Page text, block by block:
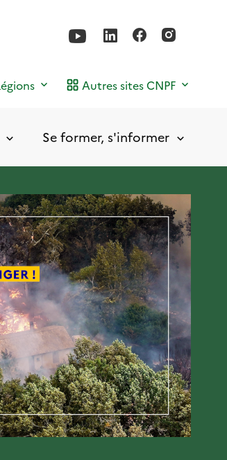
Autres sites CNPF
Se former, s'informer